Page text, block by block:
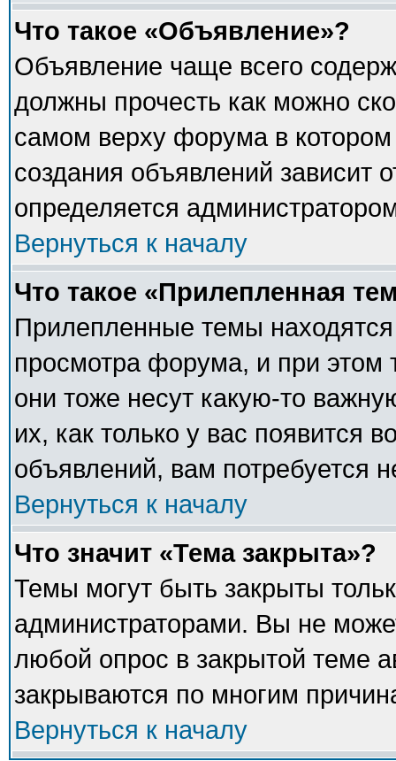
Что такое «Объявление»?
Объявление чаще всего
должны прочесть как можно
самом верху форума в
создания объявлений зависит
определяется
Вернуться к началу
Что такое «Прилепленная
Прилепленные темы
просмотра форума, и при этом
они тоже несут какую-то
их, как только у вас появится
объявлений, вам потребуется
Вернуться к началу
Что значит «Тема закрыта»?
Темы могут быть закрыты
администраторами. Вы не
любой опрос в закрытой теме
закрываются по многим
Вернуться к началу